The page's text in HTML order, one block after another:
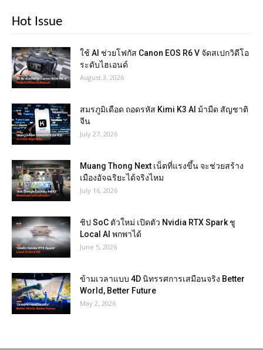
Hot Issue
ใช้ AI ช่วยโฟกัส Canon EOS R6 V จัดสเปกวิดีโอ
ระดับไฮเอนด์
August 3, 2026
สมรภูมิเดือด ถอดรหัส Kimi K3 AI ม้ามืด สัญชาติ
จีน
July 27, 2026
Muang Thong Next เน็ตที่แรงขึ้น จะช่วยสร้าง
เมืองอัจฉริยะได้จริงไหม
July 16, 2026
ชิป SoC ตัวใหม่ เปิดตัว Nvidia RTX Spark ชู
Local AI พกพาได้
June 5, 2026
ข้ามเวลาแบบ 4D นิทรรศการเสมือนจริง Better
World, Better Future
May 2, 2026